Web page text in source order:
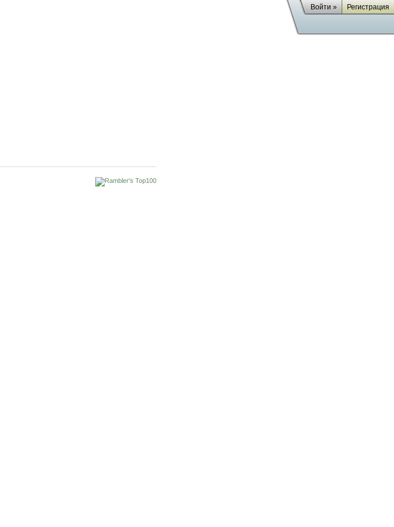
Войти » Регистрация